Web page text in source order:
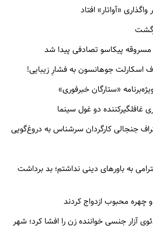
پیکاسو تصادفی پیدا شد
اسکارلت جوهانسون به فشارِ زیبایی!
«ستارگان خبرفوری»
غافلگیرکننده دو غول سینما
جنجالی کارگردان سرشناس به دروغ‌گویی
به باورهای دینی نداشتم؛ بد برداشت
چهره محبوب ازدواج کردند
آزار جنسی خواننده زن را افشا کرد؛ شهر